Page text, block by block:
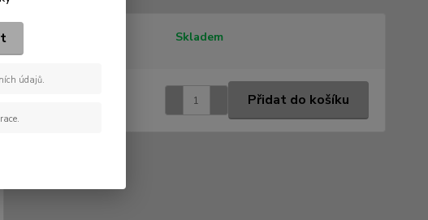
Skladem
Přidat do košíku
údajů.